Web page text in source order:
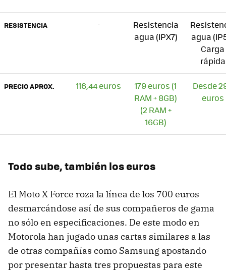
RESISTENCIA -
Resistencia
agua (IPX7)
agua
Carga
rápida
PRECIO APROX. 116,44 euros
179 euros (1
RAM + 8GB)
(2 RAM +
16GB)
Desde
euros
Todo sube, también los euros
El Moto X Force roza la línea de los 700 euros
desmarcándose así de sus compañeros de gama
no sólo en especificaciones. De este modo en
Motorola han jugado unas cartas similares a las
de otras compañías como Samsung apostando
por presentar hasta tres propuestas para este